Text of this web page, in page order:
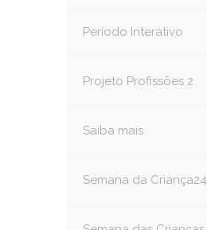
Período Interativo
Projeto Profissões 2
Saiba mais
Semana da Criança24